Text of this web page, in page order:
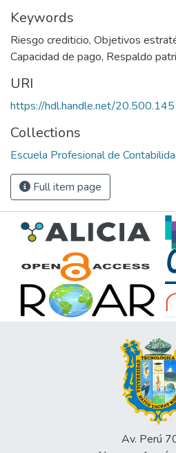
Keywords
Riesgo crediticio, Objetivos
Capacidad de pago, Respaldo
URI
https://hdl.handle.net/
Collections
Escuela Profesional de
Full item page
Av. Perú